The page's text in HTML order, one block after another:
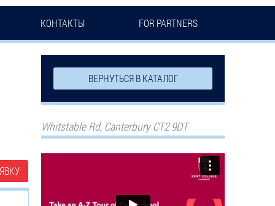
КОНТАКТЫ FOR PARTNERS
ВЕРНУТЬСЯ В КАТАЛОГ
Whitstable Rd, Canterbury CT2 9DT